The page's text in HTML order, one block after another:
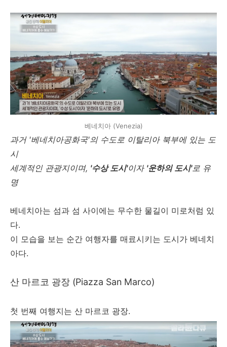
베네치아 (Venezia)
과거 '베네치아공화국'의 수도로 이탈리아 북부에 있는 도
시
세계적인 관광지이며, '수상 도시'이자 '운하의 도시'로 유
명
베네치아는 섬과 섬 사이에는 무수한 물길이 미로처럼 있
다.
이 모습을 보는 순간 여행자를 매료시키는 도시가 베네치
아다.
산 마르코 광장 (Piazza San Marco)
첫 번째 여행지는 산 마르코 광장.